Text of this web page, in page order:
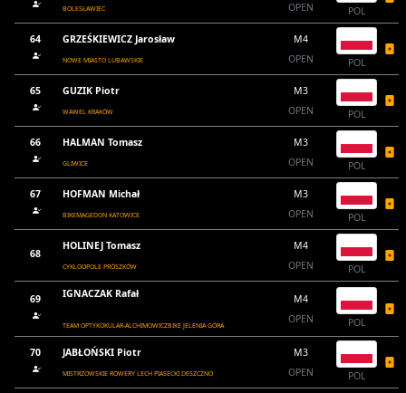
BOLESŁAWIEC
OPEN
POL
64 GRZEŚKIEWICZ Jarosław
NOWE MIASTO LUBAWSKIE
M4
OPEN
POL
65 GUZIK Piotr
WAWEL KRAKÓW
M3
OPEN
POL
66 HALMAN Tomasz
GLIWICE
M3
OPEN
POL
67 HOFMAN Michał
BIKEMAGEDON KATOWICE
M3
OPEN
POL
68
HOLINEJ Tomasz
CYKLOOPOLE PRÓSZKÓW
M4
OPEN
POL
69 IGNACZAK Rafał
TEAM OPTYKOKULAR-ALCHIMOWICZBIKE JELENIA GÓRA
M4
OPEN
POL
70 JABŁOŃSKI Piotr
MISTRZOWSKIE ROWERY LECH PIASECKI DESZCZNO
M3
OPEN
POL